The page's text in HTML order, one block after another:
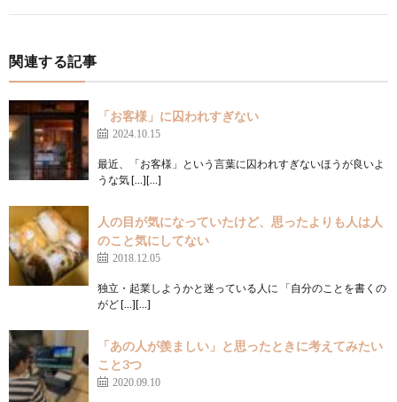
関連する記事
「お客様」に囚われすぎない
2024.10.15
最近、「お客様」という言葉に囚われすぎないほうが良いよ
うな気 […][…]
人の目が気になっていたけど、思ったよりも人は人
のこと気にしてない
2018.12.05
独立・起業しようかと迷っている人に 「自分のことを書くの
がど […][…]
「あの人が羨ましい」と思ったときに考えてみたい
こと3つ
2020.09.10